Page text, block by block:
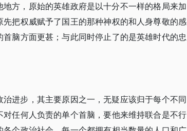
方，原始的英雄政府是以十分不一样的格局来加
把权威赋予了国王的那种神权的和人身尊敬的感
脑方面更甚；与此同时停止了的是英雄时代的忠
进步，其主要原因之一，无疑应该归于每个不同
任何人负责的单个首脑，要他来维持联合是不行